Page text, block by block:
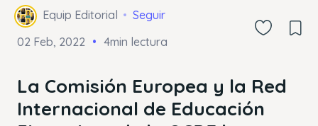
Equip Editorial
Seguir
02 Feb, 2022
4min lectura
La Comisión Europea y la Red
Internacional de Educación